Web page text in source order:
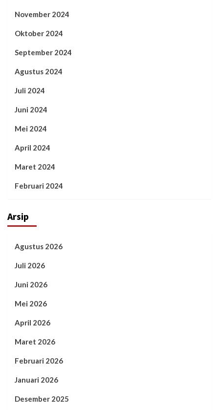
November 2024
Oktober 2024
September 2024
Agustus 2024
Juli 2024
Juni 2024
Mei 2024
April 2024
Maret 2024
Februari 2024
Arsip
Agustus 2026
Juli 2026
Juni 2026
Mei 2026
April 2026
Maret 2026
Februari 2026
Januari 2026
Desember 2025